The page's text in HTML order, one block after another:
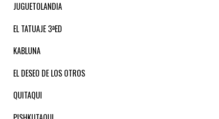
JUGUETOLANDIA
EL TATUAJE 3ªED
KABLUNA
EL DESEO DE LOS OTROS
QUITAQUI